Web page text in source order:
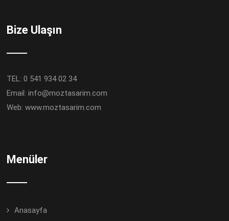
Bize Ulaşın
TEL: 0 541 934 02 34
Email:info@moztasarim.com
Web:www.moztasarim.com
Menüler
Anasayfa